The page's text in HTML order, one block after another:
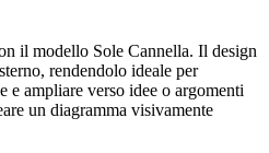
il modello Sole Cannella. Il design
rendendolo ideale per
e ampliare verso idee o argomenti
un diagramma visivamente